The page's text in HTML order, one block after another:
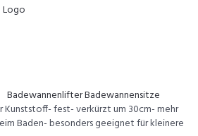
Badewannenlifter Badewannensitze
Kunststoff- fest- verkürzt um 30cm- mehr
Baden- besonders geeignet für kleinere